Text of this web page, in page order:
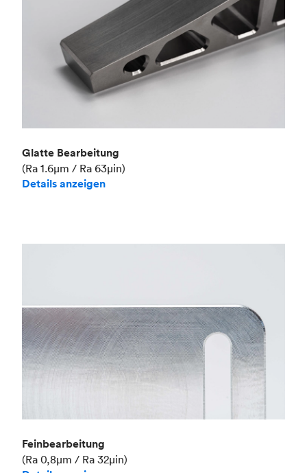
Glatte Bearbeitung
(Ra 1.6μm / Ra 63μin)
Details anzeigen
Feinbearbeitung
(Ra 0,8μm / Ra 32μin)